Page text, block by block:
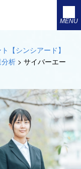
MENU
【シンシアード】
析 > サイバーエー